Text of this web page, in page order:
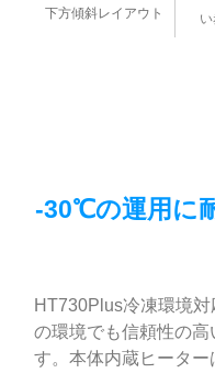
下方傾斜レイアウト
-30℃の運用に
HT730Plus冷凍環境
の環境でも信頼性の高
す。本体内蔵ヒータ